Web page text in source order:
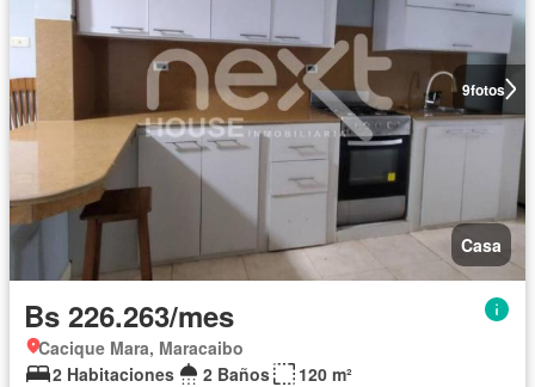
9fotos
Casa
Bs 226.263/mes
Cacique Mara, Maracaibo
2 Habitaciones
2 Baños
120 m²